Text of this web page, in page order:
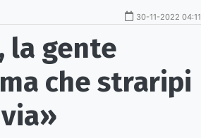
30-11-2022 04:11
la gente
che straripi